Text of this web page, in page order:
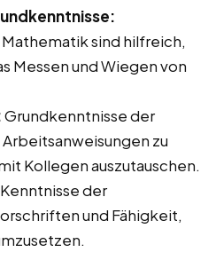
sind hilfreich,
Messen und Wiegen von
Grundkenntnisse der
zu
Kollegen auszutauschen.
Kenntnisse der
und Fähigkeit,